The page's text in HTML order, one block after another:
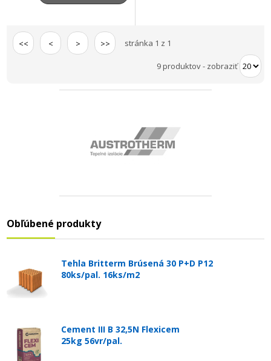
<< < > >> stránka 1 z 1
9 produktov- zobraziť
Obľúbené produkty
Tehla Britterm Brúsená 30 P+D P12
80ks/pal. 16ks/m2
Cement III B 32,5N Flexicem
25kg 56vr/pal.